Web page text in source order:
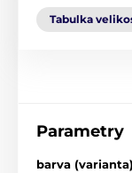
Tabulka
Parametry
barva (varianta)